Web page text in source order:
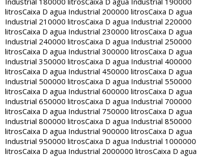
litrosCaixa D agua Industrial 200000 litrosCaixa D agua
Industrial 210000 litrosCaixa D agua Industrial 220000
litrosCaixa D agua Industrial 230000 litrosCaixa D agua
Industrial 240000 litrosCaixa D agua Industrial 250000
litrosCaixa D agua Industrial 300000 litrosCaixa D agua
Industrial 350000 litrosCaixa D agua Industrial 400000
litrosCaixa D agua Industrial 450000 litrosCaixa D agua
Industrial 500000 litrosCaixa D agua Industrial 550000
litrosCaixa D agua Industrial 600000 litrosCaixa D agua
Industrial 650000 litrosCaixa D agua Industrial 700000
litrosCaixa D agua Industrial 750000 litrosCaixa D agua
Industrial 800000 litrosCaixa D agua Industrial 850000
litrosCaixa D agua Industrial 900000 litrosCaixa D agua
Industrial 950000 litrosCaixa D agua Industrial 1000000
litrosCaixa D agua Industrial 2000000 litrosCaixa D agua